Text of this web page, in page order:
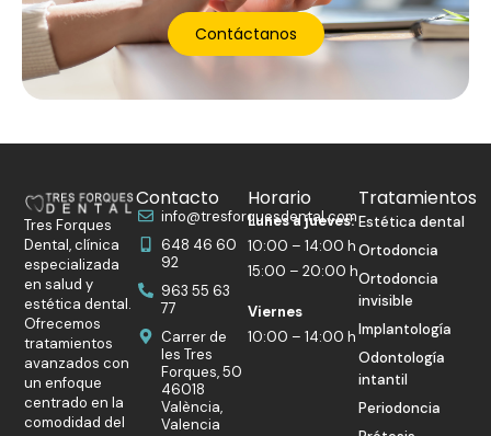
Contáctanos
Tres Forques
Dental, clínica
especializada
en salud y
estética dental.
Ofrecemos
tratamientos
avanzados con
un enfoque
centrado en la
comodidad del
Contacto
info@tresforquesdental.com
648 46 60
92
963 55 63
77
Carrer de
les Tres
Forques, 50
46018
València,
Valencia
Horario
Lunes a jueves:
10:00 – 14:00 h
15:00 – 20:00 h
Viernes
10:00 – 14:00 h
Tratamientos
Estética dental
Ortodoncia
Ortodoncia
invisible
Implantología
Odontología
intantil
Periodoncia